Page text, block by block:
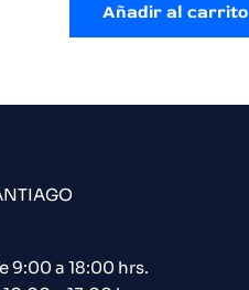
Añadir al carrito
9:00 a 18:00 hrs.